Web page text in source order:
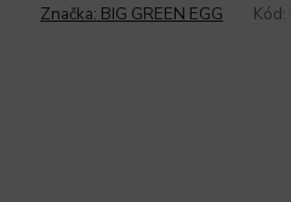
Značka: BIG GREEN EGG Kód: